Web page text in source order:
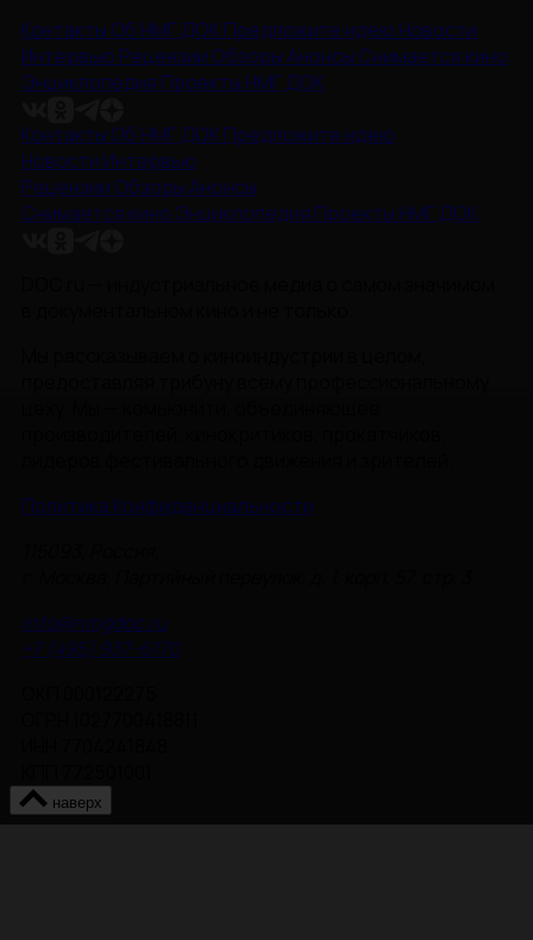
Контакты Об НМГ ДОКПредложите идею Новости
Интервью Рецензии ОбзорыАнонсы Снимается кино
Энциклопедия Проекты НМГ ДОК
Контакты Об НМГ ДОКПредложите идею
Новости Интервью
Рецензии ОбзорыАнонсы
Снимается кино Энциклопедия Проекты НМГ ДОК
Политика Конфиденциальности
info@nmgdoc.ru
+7 (495) 937-6170
наверх